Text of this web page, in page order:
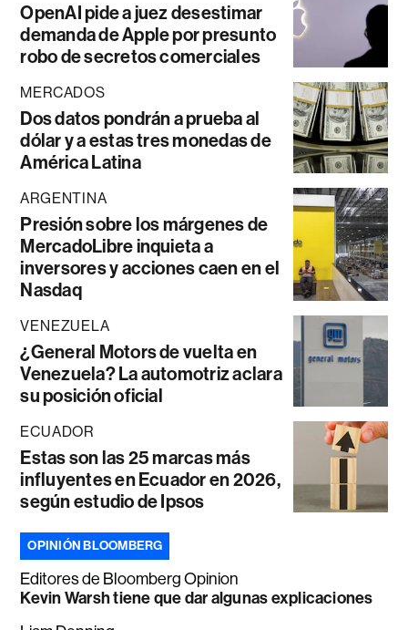
OpenAI pide a juez desestimar
demanda de Apple por presunto
robo de secretos comerciales
MERCADOS
Dos datos pondrán a prueba al
dólar y a estas tres monedas de
América Latina
ARGENTINA
Presión sobre los márgenes de
MercadoLibre inquieta a
inversores y acciones caen en el
Nasdaq
VENEZUELA
¿General Motors de vuelta en
Venezuela? La automotriz aclara
su posición oficial
ECUADOR
Estas son las 25 marcas más
influyentes en Ecuador en 2026,
según estudio de Ipsos
OPINIÓN BLOOMBERG
Editores de Bloomberg Opinion
Kevin Warsh tiene que dar algunas explicaciones